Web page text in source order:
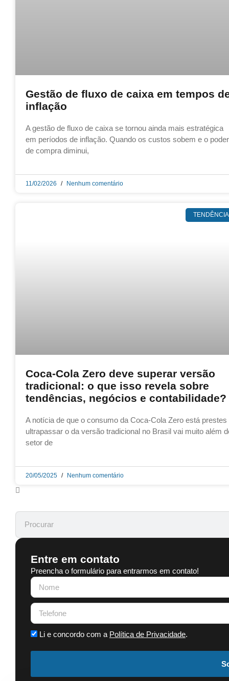
Gestão de fluxo de caixa em tempos
inflação
A gestão de fluxo de caixa se tornou ainda mais estratégica
em períodos de inflação. Quando os custos sobem e o poder
de compra diminui,
11/02/2026 Nenhum comentário
Coca-Cola Zero deve superar versão
tradicional: o que isso revela sobre
tendências, negócios e contabilidade?
A notícia de que o consumo da Coca-Cola Zero está prestes
ultrapassar o da versão tradicional no Brasil vai muito além
setor de
20/05/2025 Nenhum comentário
Entre em contato
Preencha o formulário para entrarmos em contato!
Li e concordo com a Política de Privacidade.